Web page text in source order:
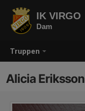
Truppen
IK VIRGO
Dam
Alicia Eriksson